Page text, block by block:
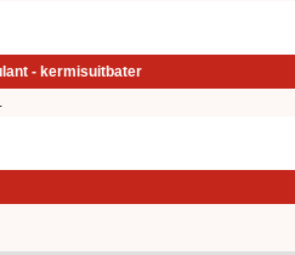
- kermisuitbater